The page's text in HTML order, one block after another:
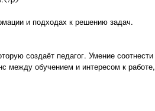
и подходах к решению задач.
создаёт педагог. Умение соотнести
между обучением и интересом к работе,